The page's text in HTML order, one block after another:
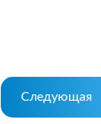
Следующая